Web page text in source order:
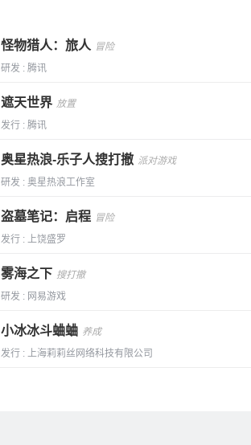
怪物猎人：旅人 冒险
研发 : 腾讯
遮天世界 放置
发行 : 腾讯
奥星热浪-乐子人搜打撤 派对游戏
研发 : 奥星热浪工作室
盗墓笔记：启程 冒险
发行 : 上饶盛罗
雾海之下 搜打撤
研发 : 网易游戏
小冰冰斗蛐蛐 养成
发行 : 上海莉莉丝网络科技有限公司